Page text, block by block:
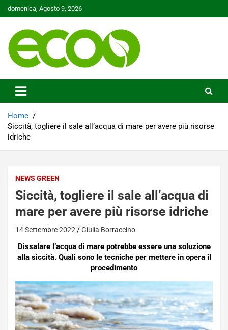
Skip
to
domenica, Agosto 9, 2026
Ecoo.it
Home
Siccità, togliere il sale all’acqua di mare per avere più risorse
idriche
NEWS GREEN
Siccità, togliere il sale all’acqua di
mare per avere più risorse idriche
14 Settembre 2022 Giulia Borraccino
Dissalare l’acqua di mare potrebbe essere una soluzione
alla siccità. Quali sono le tecniche per mettere in opera il
procedimento